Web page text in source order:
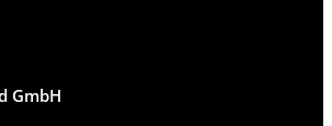
GmbH